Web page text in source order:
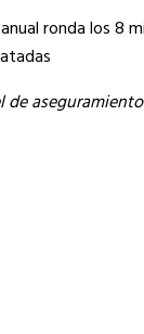
ronda los 8